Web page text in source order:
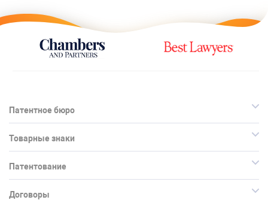
Патентное бюро
Товарные знаки
Патентование
Договоры